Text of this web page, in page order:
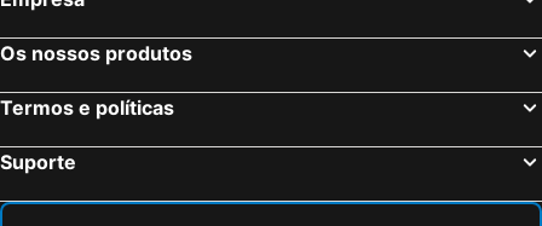
Hotel Acropolis
Hôtel Astrid
Hôtel Le Milan
Hôtel Sainte Marie
Hôtel Alba
Os nossos produtos
Termos e políticas
Suporte